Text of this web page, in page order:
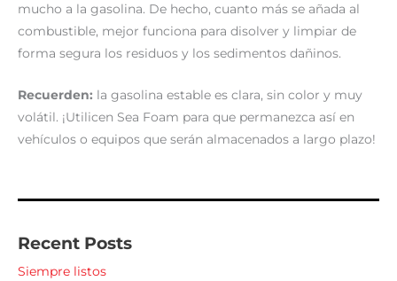
mucho a la gasolina. De hecho, cuanto más se añada al
combustible, mejor funciona para disolver y limpiar de
forma segura los residuos y los sedimentos dañinos.
Recuerden: la gasolina estable es clara, sin color y muy
volátil. ¡Utilicen Sea Foam para que permanezca así en
vehículos o equipos que serán almacenados a largo plazo!
Recent Posts
Siempre listos